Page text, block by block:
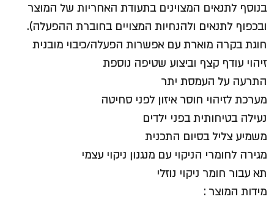
בנוסף לתנאים המצוינים בתעודת האחריות של המוצר
ובכפוף לתנאים ולהנחיות המצויים בחוברת ההפעלה).
חוגת בקרה מוארת עם אפשרות הפעלה/כיבוי מובנית
זיהוי עודף קצף וביצוע שטיפה נוספת
התרעה על העמסת יתר
מערכת לזיהוי חוסר איזון לפני סחיטה
נעילה בטיחותית בפני ילדים
משמיע צליל בסיום התכנית
מגירה לחומרי הניקוי עם מנגנון ניקוי עצמי
תא עבור חומר ניקוי נוזלי
מידות המוצר :